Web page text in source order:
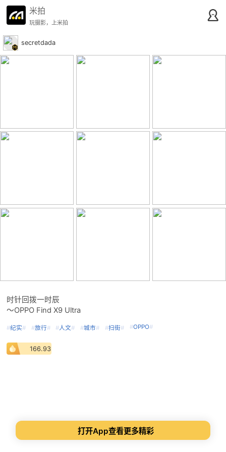
米拍
玩摄影，上米拍
secretdada
时针回拨一时辰
～OPPO Find X9 Ultra
#纪实# #旅行# #人文# #城市# #扫街# #OPPO#
166.93
打开App查看更多精彩